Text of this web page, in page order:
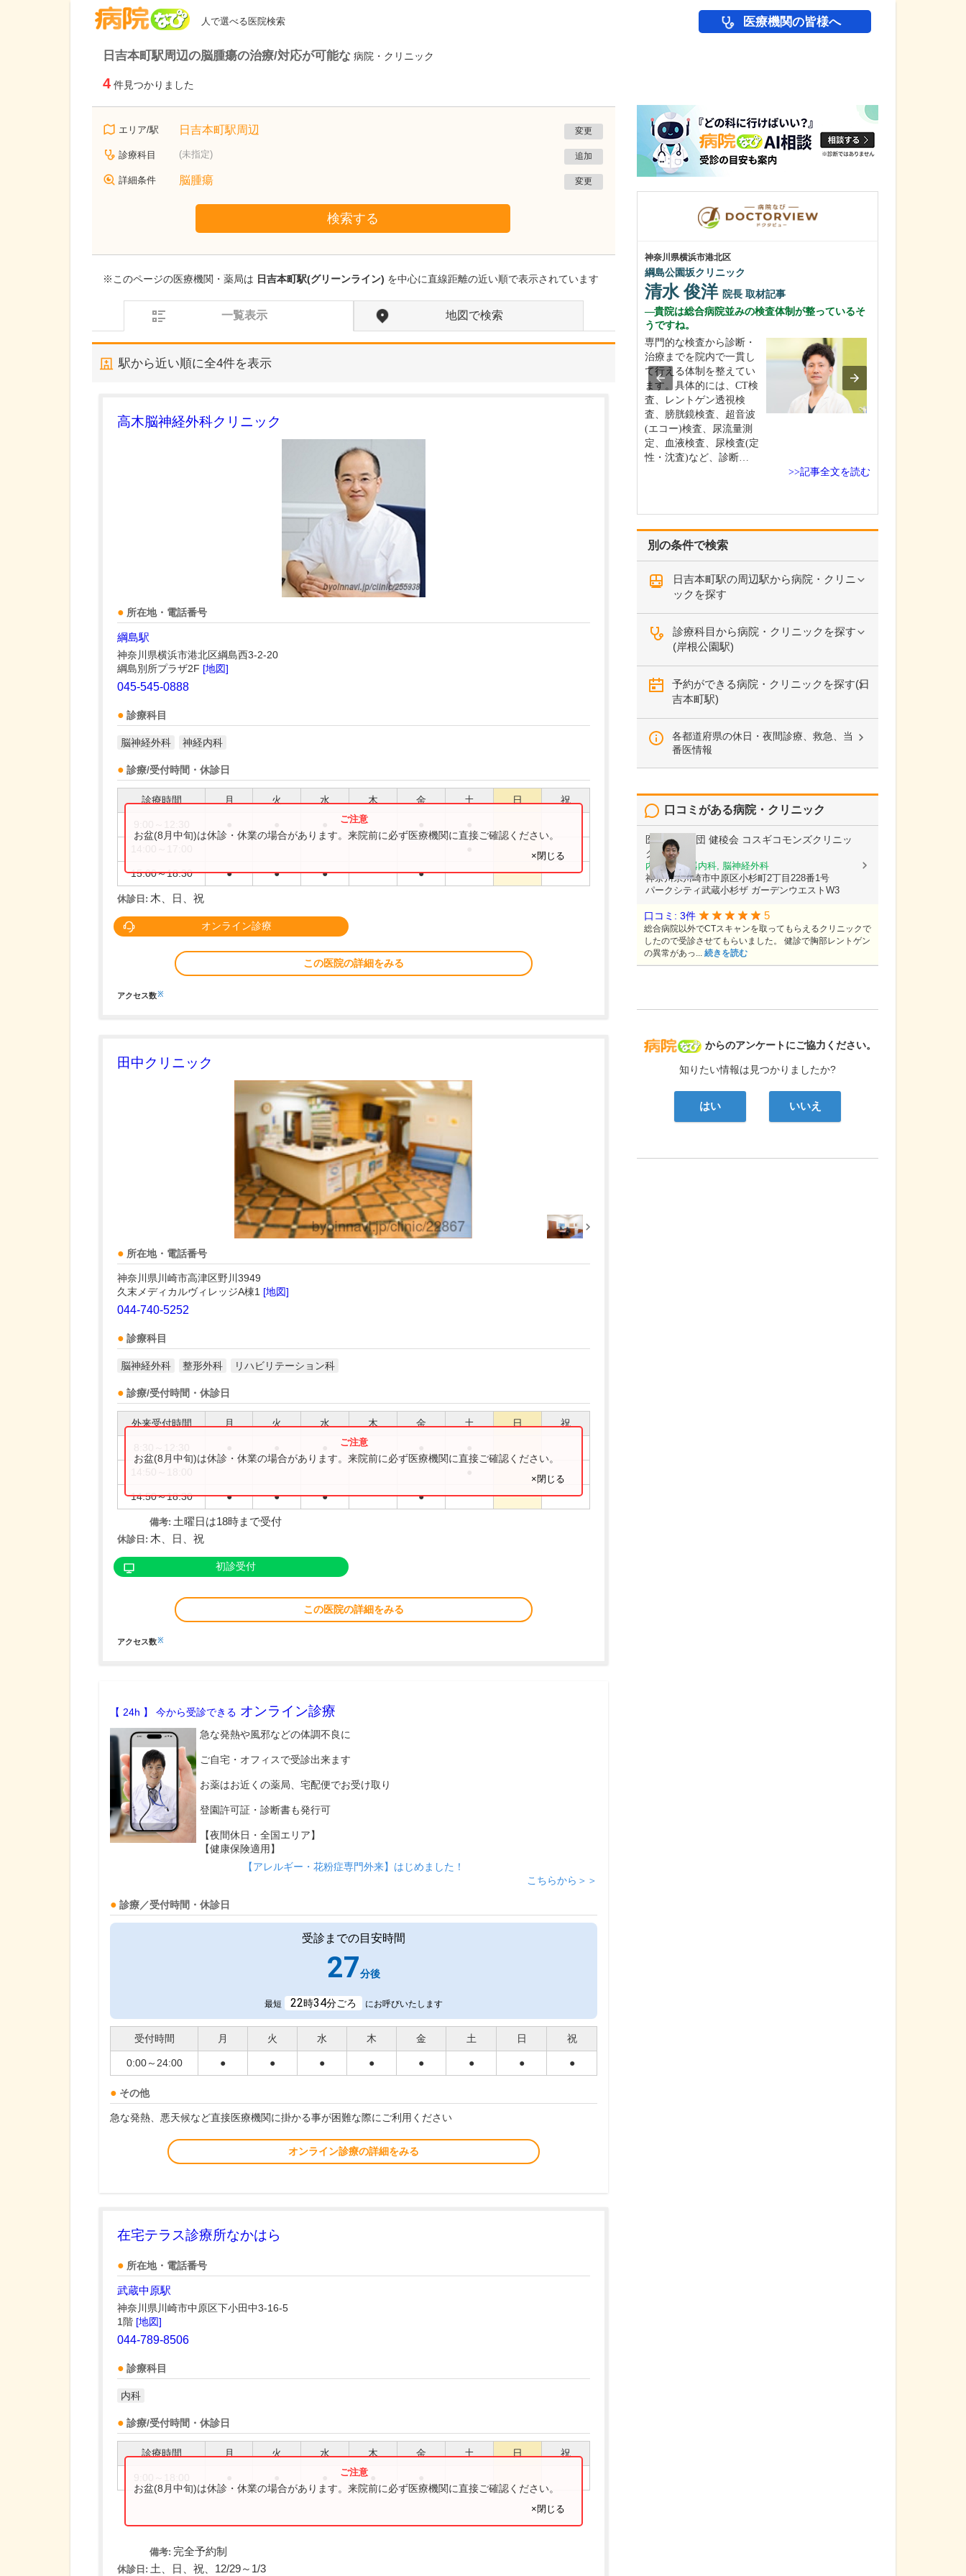
人で選べる医院検索 医療機関の皆様へ
日吉本町駅周辺の脳腫瘍の治療/対応が可能な 病院・クリニック
4 件見つかりました
エリア/駅 日吉本町駅周辺 変更
診療科目 (未指定) 追加
詳細条件 脳腫瘍 変更
検索する
※このページの医療機関・薬局は 日吉本町駅(グリーンライン) を中心に直線距離の近い順で表示されています
一覧表示 地図で検索
駅から近い順に全4件を表示
高木脳神経外科クリニック
所在地・電話番号
綱島駅
神奈川県横浜市港北区綱島西3-2-20
綱島別所プラザ2F [地図]
045-545-0888
診療科目
脳神経外科 神経内科
診療/受付時間・休診日
診療時間 月 火 水 木 金 土 日 祝
15:00～18:30 ● ● ● ●
お盆(8月中旬)は休診・休業の場合があります。来院前に必ず医療機関に直接ご確認ください。
×閉じる
休診日: 木、日、祝
オンライン診療
この医院の詳細をみる
アクセス数※
田中クリニック
所在地・電話番号
神奈川県川崎市高津区野川3949
久末メディカルヴィレッジA棟1 [地図]
044-740-5252
診療科目
脳神経外科 整形外科 リハビリテーション科
診療/受付時間・休診日
外来受付時間 月 火 水 木 金 土 日 祝
14:50～18:30 ● ● ● ●
お盆(8月中旬)は休診・休業の場合があります。来院前に必ず医療機関に直接ご確認ください。
×閉じる
備考: 土曜日は18時まで受付
休診日: 木、日、祝
初診受付
この医院の詳細をみる
アクセス数※
【 24h 】 今から受診できる オンライン診療
急な発熱や風邪などの体調不良に
ご自宅・オフィスで受診出来ます
お薬はお近くの薬局、宅配便でお受け取り
登園許可証・診断書も発行可
【夜間休日・全国エリア】
【健康保険適用】
【アレルギー・花粉症専門外来】はじめました！
こちらから＞＞
診療／受付時間・休診日
受診までの目安時間
27分後
最短 22時34分ごろ にお呼びいたします
受付時間 月 火 水 木 金 土 日 祝
0:00～24:00 ● ● ● ● ● ● ● ●
その他
急な発熱、悪天候など直接医療機関に掛かる事が困難な際にご利用ください
オンライン診療の詳細をみる
在宅テラス診療所なかはら
所在地・電話番号
武蔵中原駅
神奈川県川崎市中原区下小田中3-16-5
1階 [地図]
044-789-8506
診療科目
内科
診療/受付時間・休診日
診療時間 月 火 水 木 金 土 日 祝
お盆(8月中旬)は休診・休業の場合があります。来院前に必ず医療機関に直接ご確認ください。
×閉じる
備考: 完全予約制
休診日: 土、日、祝、12/29～1/3
別の条件で検索
日吉本町駅の周辺駅から病院・クリニ
ックを探す
診療科目から病院・クリニックを探す
(岸根公園駅)
予約ができる病院・クリニックを探す(日
吉本町駅)
各都道府県の休日・夜間診療、救急、当
番医情報
病院なび
からのアンケートにご協力ください。
知りたい情報は見つかりましたか?
はい いいえ
口コミがある病院・クリニック
医療法人社団 健稜会 コスギコモンズクリニッ
ク
内科, 呼吸器内科, 脳神経外科
神奈川県川崎市中原区小杉町2丁目228番1号
パークシティ武蔵小杉ザ ガーデンウエストW3
口コミ: 3件 5
総合病院以外でCTスキャンを取ってもらえるクリニックで
したので受診させてもらいました。 健診で胸部レントゲン
の異常があっ... 続きを読む
神奈川県横浜市港北区
綱島公園坂クリニック
清水 俊洋 院長 取材記事
貴院は総合病院並みの検査体制が整っているそ
うですね。
専門的な検査から診断・
治療までを院内で一貫し
て行える体制を整えてい
ます。具体的には、CT検
査、レントゲン透視検
査、膀胱鏡検査、超音波
(エコー)検査、尿流量測
定、血液検査、尿検査(定
性・沈査)など、診断…
>>記事全文を読む
神奈川県横浜市磯子区
横浜わたなべ内科・内視鏡クリニック根岸院
医師を志したきっかけと外科を専攻された理由
をお聞かせください。
中学・高校時代、カトリ